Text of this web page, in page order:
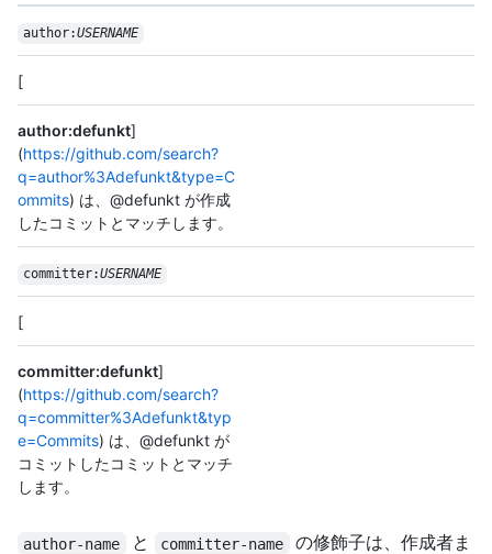
author:USERNAME
[
author:defunkt]
(https://github.com/search?
q=author%3Adefunkt&type=C
ommits) は、@defunkt が作成
したコミットとマッチします。
committer:USERNAME
[
committer:defunkt]
(https://github.com/search?
q=committer%3Adefunkt&typ
e=Commits) は、@defunkt が
コミットしたコミットとマッチ
します。
author-name と committer-name
の修飾子は、作成者ま